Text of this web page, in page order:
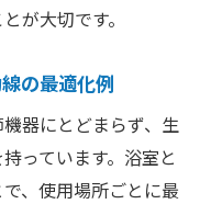
生活が快適に変
時に試す解決策ま
が大切です。
の最適化例
器にとどまらず、生
っています。浴室と
、使用場所ごとに最